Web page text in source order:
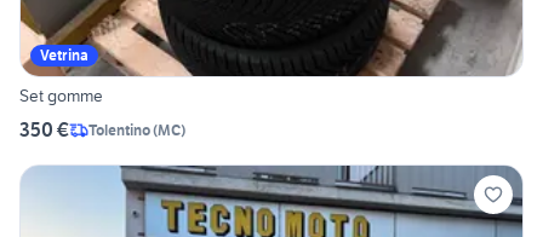
Vetrina
Set gomme
350 € Tolentino(MC)